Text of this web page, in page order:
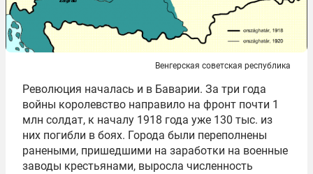
Венгерская советская республика
Революция началась и в Баварии. За три года
войны королевство направило на фронт почти 1
млн солдат, к началу 1918 года уже 130 тыс. из
них погибли в боях. Города были переполнены
ранеными, пришедшими на заработки на военные
заводы крестьянами, выросла численность